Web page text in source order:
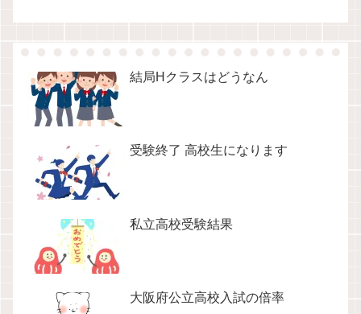
結局Hクラスはどうなん
受験終了 高校生になります
私立高校受験結果
大阪府公立高校入試の倍率